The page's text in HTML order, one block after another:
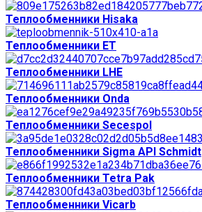
Теплообменники Hisaka
Теплообменники ЕТ
Теплообменники LHE
Теплообменники Onda
Теплообменники Secespol
Теплообменники Sigma API Schmidt
Теплообменники Tetra Pak
Теплообменники Vicarb